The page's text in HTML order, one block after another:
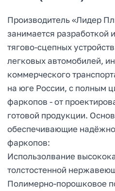
Производитель «Лидер
занимается разработкой
тягово-сцепных
легковых автомобилей,
коммерческого
на юге России, с полным
фаркопов - от
готовой продукции.
обеспечивающие
фаркопов:
Использолвание
толстостенной
Полимерно-порошковое